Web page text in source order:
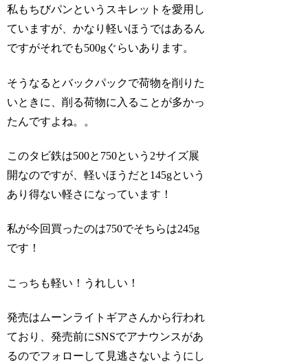
私もちびパンというスキレットを愛用し
ていますが、かなり軽いほうではあるん
ですがそれでも500gぐらいあります。
そうなるとバックパックで荷物を削りた
いときに、削る荷物に入ることが多かっ
たんですよね。。
このタビ鉄は500と750という2サイズ展
開なのですが、軽いほうだと145gという
あり得ない軽さになっています！
私が今回買ったのは750でそちらは245g
です！
こっちも軽い！うれしい！
発売はムーンライトギアさんから行われ
ており、発売前にSNSでアナウンスがあ
るのでフォローして見逃さないようにし